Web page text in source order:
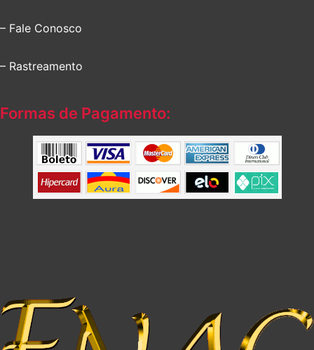
– Fale Conosco
– Rastreamento
Formas de Pagamento: